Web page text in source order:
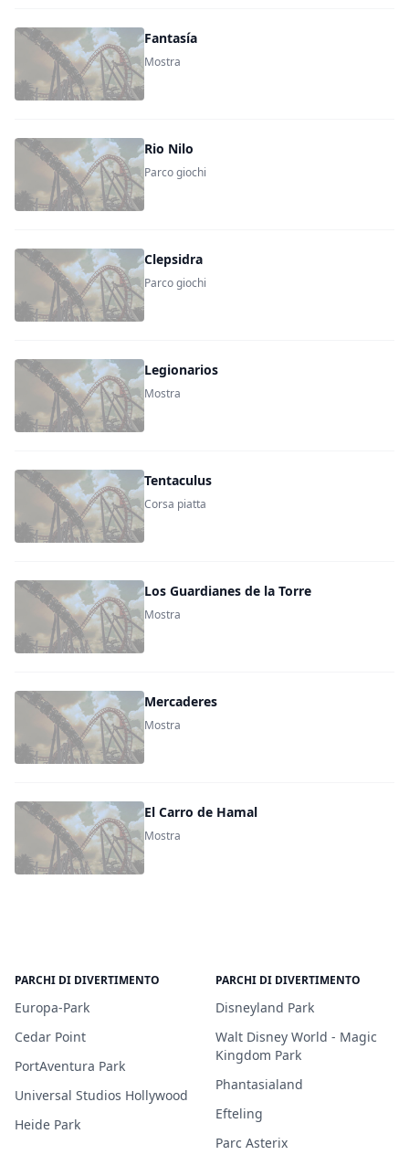
Fantasía
Mostra
Rio Nilo
Parco giochi
Clepsidra
Parco giochi
Legionarios
Mostra
Tentaculus
Corsa piatta
Los Guardianes de la Torre
Mostra
Mercaderes
Mostra
El Carro de Hamal
Mostra
PARCHI DI DIVERTIMENTO
Europa-Park
Cedar Point
PortAventura Park
Universal Studios Hollywood
Heide Park
PARCHI DI DIVERTIMENTO
Disneyland Park
Walt Disney World - Magic
Kingdom Park
Phantasialand
Efteling
Parc Asterix